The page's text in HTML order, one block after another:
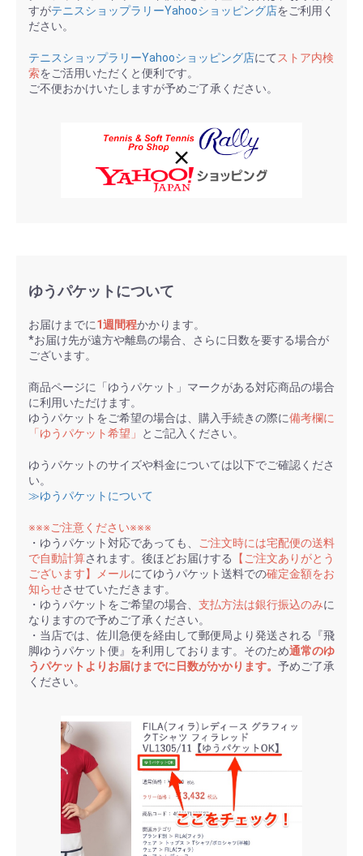
すがテニスショップラリーYahooショッピング店をご利用く
ださい。
テニスショップラリーYahooショッピング店にて ストア内検
索をご活用いただくと便利です。
ご不便おかけいたしますが予めご了承ください。
ゆうパケットについて
お届けまでに1週間程かかります。
*お届け先が遠方や離島の場合、さらに日数を要する場合が
ございます。
商品ページに「ゆうパケット」マークがある対応商品の場合
に利用いただけます。
ゆうパケットをご希望の場合は、購入手続きの際に備考欄に
「ゆうパケット希望」
とご記入ください。
ゆうパケットのサイズや料金については以下でご確認くださ
い。
≫ゆうパケットについて
※※※ご注意ください※※※
・ゆうパケット対応であっても、
ご注文時には宅配便の送料
で自動計算されます。後ほどお届けする
【ご注文ありがとう
ございます】メールにてゆうパケット送料での確定金額をお
知らせさせていただきます。
・ゆうパケットをご希望の場合、 支払方法は銀行振込のみに
なりますので予めご了承ください。
・当店では、佐川急便を経由して郵便局より発送される『飛
脚ゆうパケット便』を利用しております。そのため通常のゆ
うパケットよりお届けまでに日数がかかります。 予めご了承
ください。